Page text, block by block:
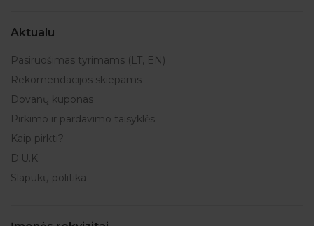
Aktualu
Pasiruošimas tyrimams (LT, EN)
Rekomendacijos skiepams
Dovanų kuponas
Pirkimo ir pardavimo taisyklės
Kaip pirkti?
D.U.K.
Slapukų politika